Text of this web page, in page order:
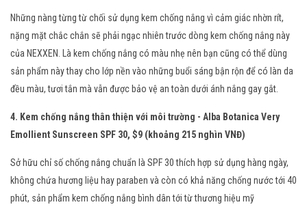
Những nàng từng từ chối sử dụng kem chống nắng vì cảm giác nhờn rít,
nặng mặt chắc chắn sẽ phải ngạc nhiên trước dòng kem chống nắng này
của NEXXEN. Là kem chống nắng có màu nhẹ nên bạn cũng có thể dùng
sản phẩm này thay cho lớp nền vào những buổi sáng bận rộn để có làn da
đều màu, tươi tắn mà vẫn được bảo vệ an toàn dưới ánh nắng gay gắt.
4. Kem chống nắng thân thiện với môi trường - Alba Botanica Very
Emollient Sunscreen SPF 30, $9 (khoảng 215 nghìn VNĐ)
Sở hữu chỉ số chống nắng chuẩn là SPF 30 thích hợp sử dụng hàng ngày,
không chứa hương liệu hay paraben và còn có khả năng chống nước tới 40
phút, sản phẩm kem chống nắng bình dân tới từ thương hiệu mỹ